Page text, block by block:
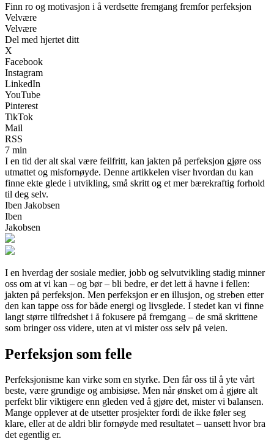
Finn ro og motivasjon i å verdsette fremgang fremfor perfeksjon
Velvære
Velvære
Del med hjertet ditt
X
Facebook
Instagram
LinkedIn
YouTube
Pinterest
TikTok
Mail
RSS
7 min
I en tid der alt skal være feilfritt, kan jakten på perfeksjon gjøre oss
utmattet og misfornøyde. Denne artikkelen viser hvordan du kan
finne ekte glede i utvikling, små skritt og et mer bærekraftig forhold
til deg selv.
Iben Jakobsen
Iben
Jakobsen
I en hverdag der sosiale medier, jobb og selvutvikling stadig minner
oss om at vi kan – og bør – bli bedre, er det lett å havne i fellen:
jakten på perfeksjon. Men perfeksjon er en illusjon, og streben etter
den kan tappe oss for både energi og livsglede. I stedet kan vi finne
langt større tilfredshet i å fokusere på fremgang – de små skrittene
som bringer oss videre, uten at vi mister oss selv på veien.
Perfeksjon som felle
Perfeksjonisme kan virke som en styrke. Den får oss til å yte vårt
beste, være grundige og ambisiøse. Men når ønsket om å gjøre alt
perfekt blir viktigere enn gleden ved å gjøre det, mister vi balansen.
Mange opplever at de utsetter prosjekter fordi de ikke føler seg
klare, eller at de aldri blir fornøyde med resultatet – uansett hvor bra
det egentlig er.